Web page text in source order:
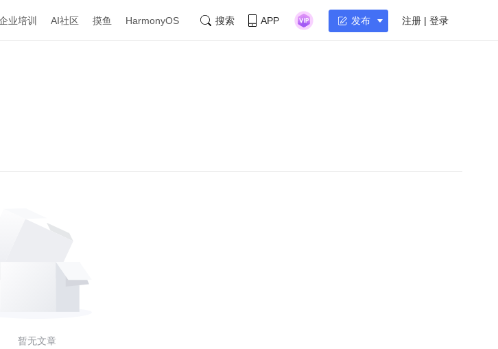
业培训 AI社区 摸鱼 HarmonyOS 搜索 APP 发布 注册 | 登录
暂无文章